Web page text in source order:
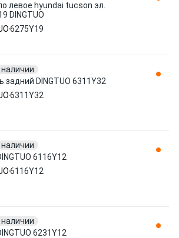
левое hyundai tucson эл.
DINGTUO
6275Y19
наличии
задний DINGTUO 6311Y32
6311Y32
наличии
6116Y12
6116Y12
наличии
6231Y12